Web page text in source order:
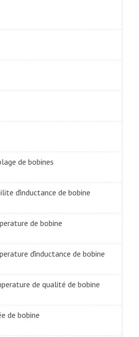
de bobines
ďinductance de bobine
de bobine
ďinductance de bobine
de qualité de bobine
de bobine